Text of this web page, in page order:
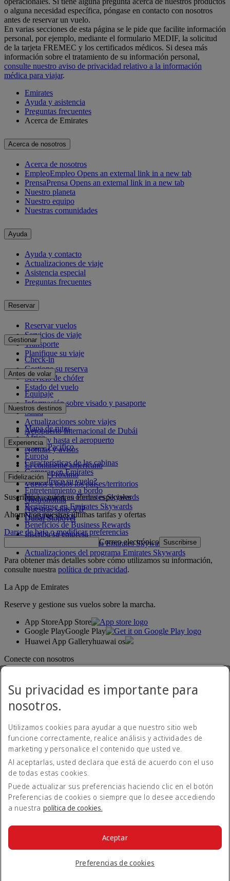
o alguna necesidad específica, póngase en contacto con nosotros
antes de reservar un vuelo.
En varias secciones de esta página se le pide que facilite información
personal, por ejemplo, mediante el formulario MEDIF, la solicitud
de la tarjeta FREMEC y los certificados médicos. Si desea más
información sobre el tratamiento de su información personal,
consulte nuestro aviso de privacidad relativo a la información
médica para viajar.
Emirates
Ayuda y asistencia
Preguntas frecuentes
Acerca de Emirates
Acerca de nosotros
Acerca de nosotros
EmpleoEmpleo Opens an external link in a new tab
PrensaPrensa Opens an external link in a new tab
Nuestro planeta
Nuestro equipo
Nuestras comunidades
Ayuda
Ayuda y contacto
Actualizaciones de viaje
Asistencia especial
Preguntas frecuentes
Reservar
Reservar vuelos
Servicios de viaje
Transporte
Planifique su viaje
Gestionar
Check-in
Gestione su reserva
Servicio de chófer
Estado del vuelo
Antes de volar
Equipaje
Información sobre visado y pasaporte
Salud
Actualizaciones sobre viajes
Aeropuerto Internacional de Dubái
Desde y hasta el aeropuerto
Normas y avisos
Nuestros destinos
Mapa de rutas
África
Asia y Pacífico
Europa
El continente americano
Oriente Próximo
Vuelos a todos los países/territorios
Experiencia
Características de las cabinas
Comprar en Emirates
¿Qué ofrece su vuelo?
Entretenimiento a bordo
Gastronomía
Nuestras salas VIP
Dubai Stopover
Fidelización
Inicie sesión en Emirates Skywards
Regístrese en Emirates Skywards
Nuestros socios
Beneficios de Business Rewards
Inscriba su empresa
Normativa del programa Emirates Skywards
Actualizaciones del programa Emirates Skywards
Suscribirse a nuestras ofertas especiales
Ahorre con nuestras últimas tarifas y ofertas
Darse de baja o modificar preferencias
Correo electrónico Suscribirse
Para obtener más detalles sobre cómo utilizamos su información,
consulte nuestra política de privacidad.
La App de Emirates
Reserve y gestione sus vuelos sobre la marcha.
App StoreApp Store
Google PlayGoogle Play
Huawei App Galleryhuawai os
Conecte con nosotros
Declaración de accesibilidad
Contacte con nosotros
Política de privacidad
Condiciones generales
Política de cookies
Ciberseguridad
© 2026 The Emirates Group. Todos los derechos reservados.
Su privacidad es importante para
nosotros.
Utilizamos cookies para ayudar a que nuestro sitio web
funcione correctamente, realice análisis y actividades de
marketing y personalice el contenido que usted ve.
Al aceptarlas, usted declara que está de acuerdo con el uso
de todas estas cookies.
Puede actualizar sus preferencias haciendo clic en el botón
Preferencias de cookies o siempre que lo desee accediendo
a nuestra política de cookies.
Preferencias de cookies
Aceptar